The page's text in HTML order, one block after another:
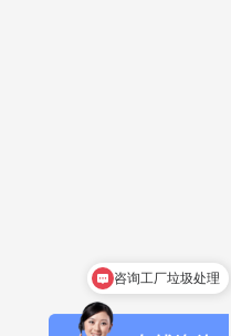
咨询宠物火化设备